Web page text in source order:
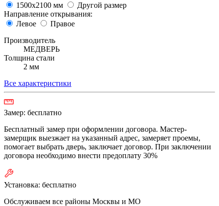
1500х2100 мм
Другой размер
Направление открывания:
Левое
Правое
Производитель
МЕДВЕРЬ
Толщина стали
2 мм
Все характеристики
Замер: бесплатно
Бесплатный замер при оформлении договора. Мастер-
замерщик выезжает на указанный адрес, замеряет проемы,
помогает выбрать дверь, заключает договор. При заключении
договора необходимо внести предоплату 30%
Установка: бесплатно
Обслуживаем все районы Москвы и МО